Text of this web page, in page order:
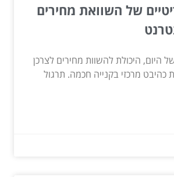
של השוואת מחירים
היום, היכולת להשוות מחירים לצרכן
כהיבט מרכזי בקנייה חכמה. תרגול